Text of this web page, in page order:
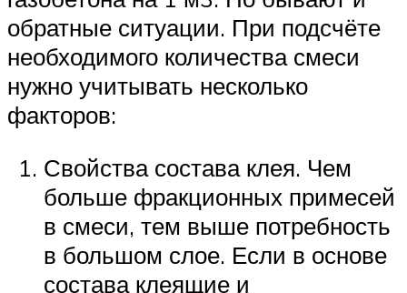
обратные ситуации. При подсчёте
необходимого количества смеси
нужно учитывать несколько
факторов:
Свойства состава клея. Чем
больше фракционных примесей
в смеси, тем выше потребность
в большом слое. Если в основе
состава клеящие и